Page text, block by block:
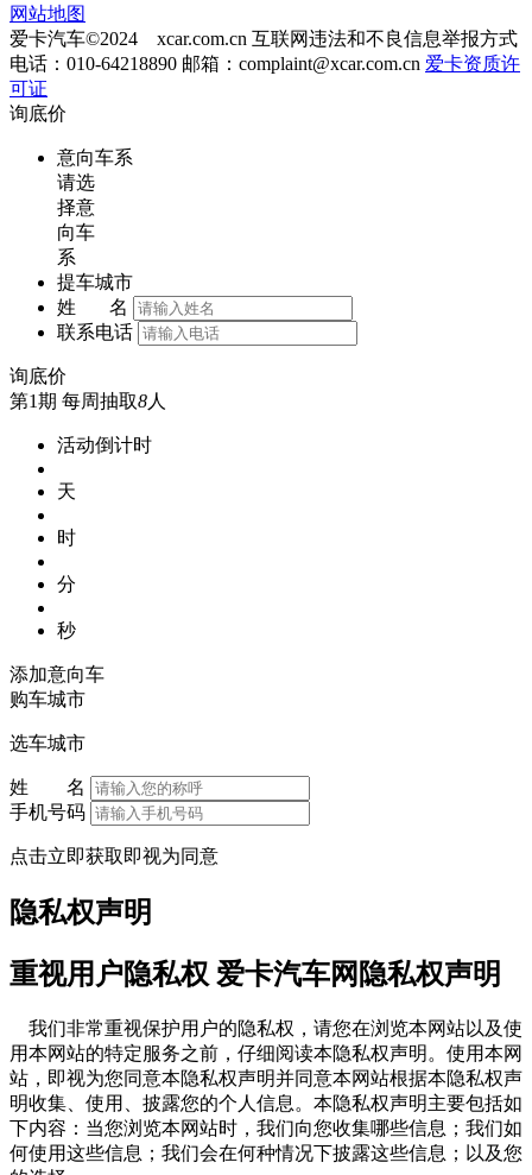
网站地图
爱卡汽车©2024 xcar.com.cn 互联网违法和不良信息举报方式
电话：010-64218890 邮箱： complaint@xcar.com.cn 爱卡资质许
可证
询底价
意向车系
请选
择意
向车
系
提车城市
姓 名
联系电话
询底价
第1期 每周抽取8人
活动倒计时
天
时
分
秒
添加意向车
购车城市
选车城市
姓 名
手机号码
点击立即获取即视为同意
隐私权声明
重视用户隐私权 爱卡汽车网隐私权声明
我们非常重视保护用户的隐私权，请您在浏览本网站以及使
用本网站的特定服务之前，仔细阅读本隐私权声明。使用本网
站，即视为您同意本隐私权声明并同意本网站根据本隐私权声
明收集、使用、披露您的个人信息。本隐私权声明主要包括如
下内容：当您浏览本网站时，我们向您收集哪些信息；我们如
何使用这些信息；我们会在何种情况下披露这些信息；以及您